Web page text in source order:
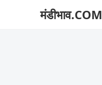
मंडीभाव.COM